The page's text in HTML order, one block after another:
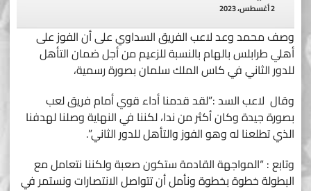
2 أغسطس، 2023
وصف محمد وعد لاعب الفريق السداوي على أن الفوز على
أهلي طرابلس بالهام بالنسبة للزعيم من أجل ضمان التأهل
للدور الثاني في كاس الملك سلمان بصورة رسمية،
وقال لاعب السد :”لقد قدمنا أداء قوي أمام فريق لعب
بصورة جيدة وكان أكثر من ندا، لكننا في النهاية وصلنا لهدفنا
الذي تطلعنا له وهو الفوز والتأهل للدور الثاني”.
وتابع : “المواجهة القادمة ستكون صعبة ولكننا نتعامل مع
البطولة خطوة بخطوة ونأمل أن تتواصل الانتصارات ونستمر في